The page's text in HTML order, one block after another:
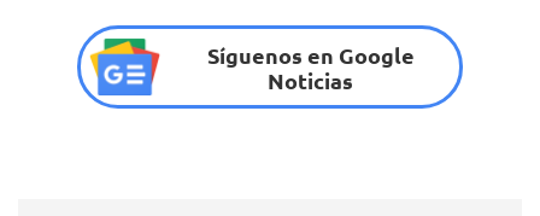
Síguenos en Google
Noticias